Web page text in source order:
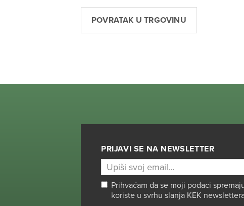
POVRATAK U TRGOVINU
PRIJAVI SE NA NEWSLETTER
Prihvaćam da se moji podaci
koriste u svrhu slanja KEK